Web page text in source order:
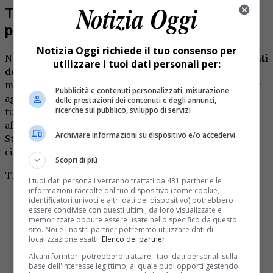
Turismo, agricoltura e sentieri: le
proposte sul tavolo
Nel documento finale trovanospazio numerosi interventi
destinati alla valorizzazione del territorio. Dalla
manutenzione della rete sentieristica fino al sostegno per
agricoltori e allevatori, passando per la promozione
turistica e la gestione della fauna selvatica. Tra i temi
affrontati compaiono anche il Monte Fenera, la Valle
Strona e il rafforzamento della comunicazione con
cittadini e proprietari.
Tra i punti principali della proposta figurano:
riqualificazione della Casa del Parco di Alagna
manutenzione dei sentieri
sostegno alle attività agricole e turistiche
incremento di personale e risorse economiche
procedure più snelle per eventi ricorrenti
maggiore peso alle amministrazioni locali
Notizia Oggi richiede il tuo consenso per
utilizzare i tuoi dati personali per:
Pubblicità e contenuti personalizzati, misurazione
delle prestazioni dei contenuti e degli annunci,
ricerche sul pubblico, sviluppo di servizi
Archiviare informazioni su dispositivo e/o accedervi
Scopri di più
I tuoi dati personali verranno trattati da 431 partner e le
informazioni raccolte dal tuo dispositivo (come cookie,
identificatori univoci e altri dati del dispositivo) potrebbero
essere condivise con questi ultimi, da loro visualizzate e
memorizzate oppure essere usate nello specifico da questo
sito. Noi e i nostri partner potremmo utilizzare dati di
localizzazione esatti. Elenco dei partner.
Alcuni fornitori potrebbero trattare i tuoi dati personali sulla
base dell'interesse legittimo, al quale puoi opporti gestendo